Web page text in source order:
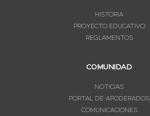
HISTORIA
PROYECTO EDUCATIVO
REGLAMENTOS
COMUNIDAD
NOTICIAS
PORTAL DE APODERADOS
COMUNICACIONES